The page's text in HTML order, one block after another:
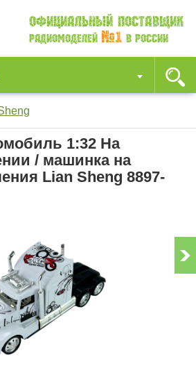
Официальный поставщик
Радиомоделей №1 в России
1:32 На
/ машинка на
Lian Sheng 8897-